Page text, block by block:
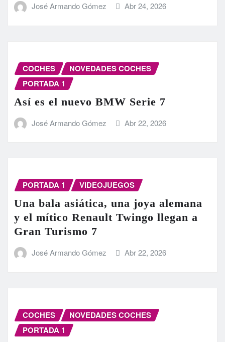
José Armando Gómez Abr 24, 2026
COCHES
NOVEDADES COCHES
PORTADA 1
Así es el nuevo BMW Serie 7
José Armando Gómez Abr 22, 2026
PORTADA 1 VIDEOJUEGOS
Una bala asiática, una joya alemana
y el mítico Renault Twingo llegan a
Gran Turismo 7
José Armando Gómez Abr 22, 2026
COCHES
NOVEDADES COCHES
PORTADA 1